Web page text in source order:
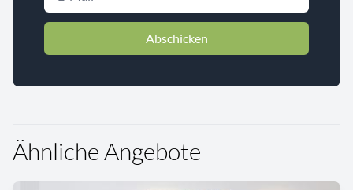
Abschicken
Ähnliche Angebote